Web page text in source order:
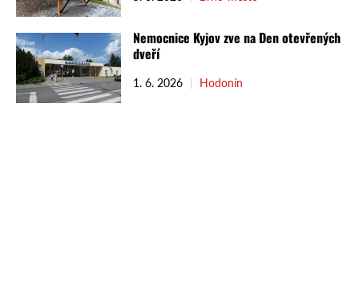
Nemocnice Kyjov zve na Den otevřených
dveří
1. 6. 2026 Hodonín